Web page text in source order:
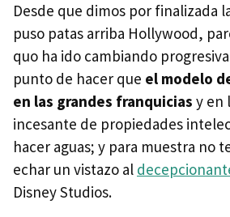
Desde que dimos por finalizada
puso patas arriba Hollywood,
quo ha ido cambiando
punto de hacer que el modelo
en las grandes franquicias y en
incesante de propiedades
hacer aguas; y para muestra no
echar un vistazo al
Disney Studios.